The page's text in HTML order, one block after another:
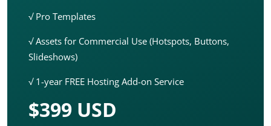
√ Pro Templates
√ Assets for Commercial Use (Hotspots, Buttons,
Slideshows)
√ 1-year FREE Hosting Add-on Service
$399 USD